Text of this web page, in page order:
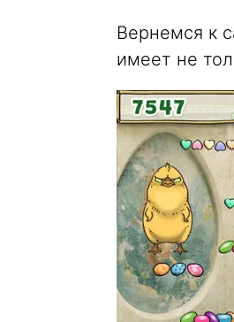
Вернемся к
имеет не